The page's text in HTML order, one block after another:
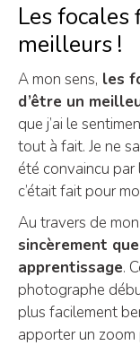
Les
meilleurs !
A mon sens, les
d’être un
que j’ai le
tout à fait. Je ne
été convaincu par
c’était fait pour
Au travers de
sincèrement
apprentissage.
photographe
plus facilement
apporter un